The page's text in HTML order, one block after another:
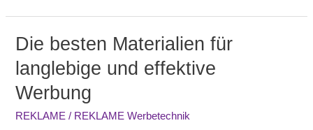
Die besten Materialien für
langlebige und effektive
Werbung
REKLAME / REKLAME Werbetechnik
Die
Materialien
für
und